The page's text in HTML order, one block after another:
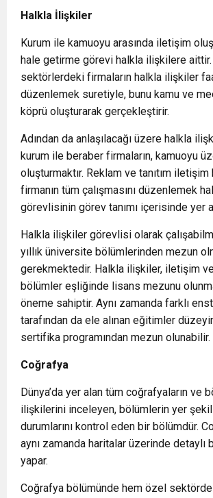
Halkla İlişkiler
Kurum ile kamuoyu arasında iletişim
hale getirme görevi halkla ilişkilere
sektörlerdeki firmaların halkla ilişkiler
düzenlemek suretiyle, bunu kamu ve
köprü oluşturarak gerçekleştirir.
Adından da anlaşılacağı üzere halkla
kurum ile beraber firmaların, kamuoyu
oluşturmaktır. Reklam ve tanıtım
firmanın tüm çalışmasını düzenlemek
görevlisinin görev tanımı içerisinde yer
Halkla ilişkiler görevlisi olarak
yıllık üniversite bölümlerinden mezun
gerekmektedir. Halkla ilişkiler, iletişim
bölümler eşliğinde lisans mezunu
öneme sahiptir. Aynı zamanda farklı
tarafından da ele alınan eğitimler
sertifika programından mezun olunabilir.
Coğrafya
Dünya’da yer alan tüm coğrafyaların ve
ilişkilerini inceleyen, bölümlerin yer
durumlarını kontrol eden bir bölümdür.
aynı zamanda haritalar üzerinde detaylı
yapar.
Coğrafya bölümünde hem özel